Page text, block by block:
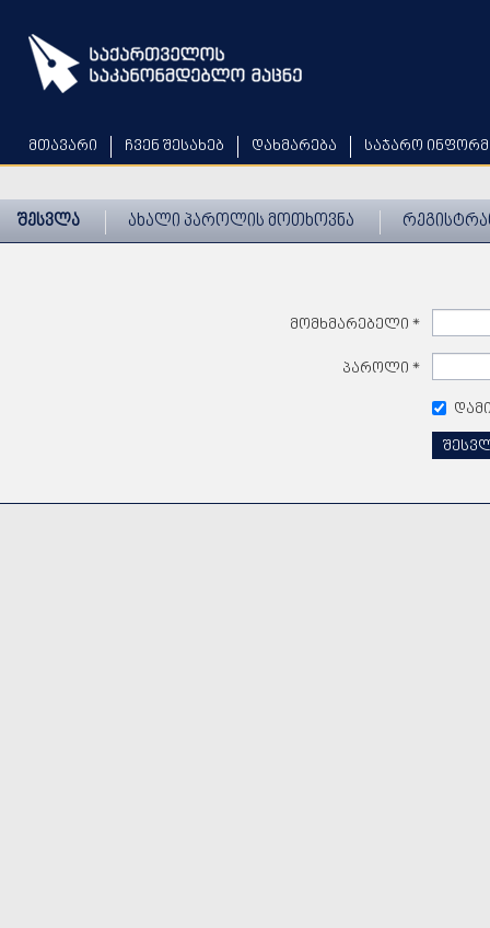
main
content
მთავარი ჩვენ შესახებ დახმარება საჯარო
შესვლა ახალი პაროლის მოთხოვნა
მომხმარებელი *
პაროლი *